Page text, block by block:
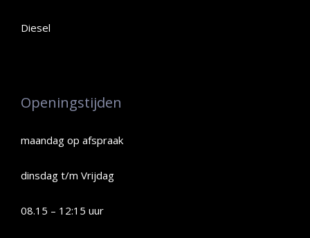
Diesel
Openingstijden
maandag op afspraak
dinsdag t/m Vrijdag
08.15 – 12:15 uur